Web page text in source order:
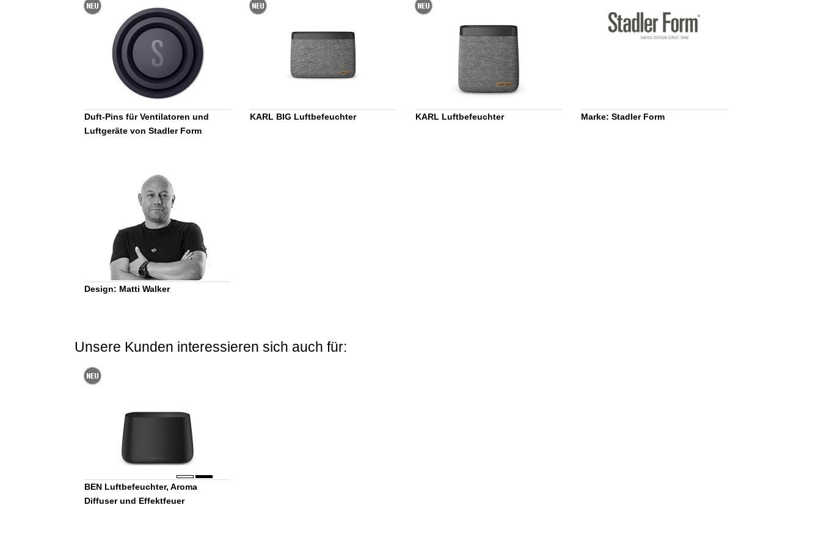
Duft-Pins für Ventilatoren und
Luftgeräte von Stadler Form
KARL BIG Luftbefeuchter KARL Luftbefeuchter Marke: Stadler Form
Design: Matti Walker
Unsere Kunden interessieren sich auch für:
BEN Luftbefeuchter, Aroma
Diffuser und Effektfeuer